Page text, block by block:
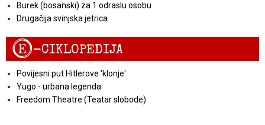
Burek (bosanski) za 1 odraslu osobu
Drugačija svinjska jetrica
E-CIKLOPEDIJA
Povijesni put Hitlerove 'klonje'
Yugo - urbana legenda
Freedom Theatre (Teatar slobode)